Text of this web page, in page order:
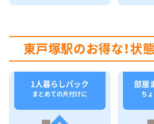
東戸塚駅のお得な！状
1人暮らしパック
まとめての片付けに
部屋
ち